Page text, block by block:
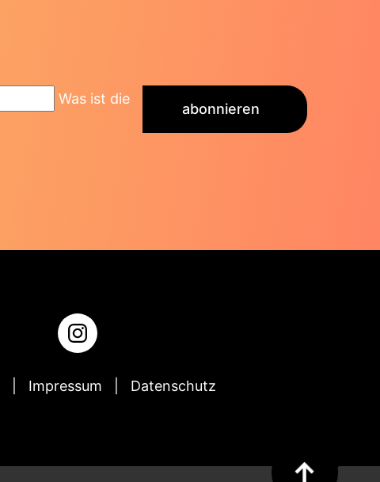
Was ist die
abonnieren
Impressum Datenschutz
↑